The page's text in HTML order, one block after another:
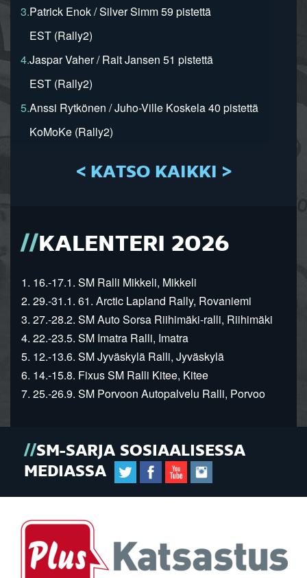
3.Patrick Enok / Silver Simm 59 pistettä
EST (Rally2)
4.Jaspar Vaher / Rait Jansen 51 pistettä
EST (Rally2)
5.Anssi Rytkönen / Juho-Ville Koskela 40 pistettä
KoMoKe (Rally2)
< KATSO KAIKKI >
KALENTERI 2026
1. 16.-17.1. SM Ralli Mikkeli, Mikkeli
2. 29.-31.1. 61. Arctic Lapland Rally, Rovaniemi
3. 27.-28.2. SM Auto Sorsa Riihimäki-ralli, Riihimäki
4. 22.-23.5. SM Imatra Ralli, Imatra
5. 12.-13.6. SM Jyväskylä Ralli, Jyväskylä
6. 14.-15.8. Fixus SM Ralli Kitee, Kitee
7. 25.-26.9. SM Porvoon Autopalvelu Ralli, Porvoo
SM-SARJA SOSIAALISESSA
MEDIASSA